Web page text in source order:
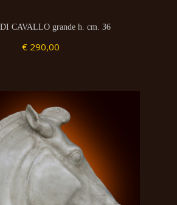
CAVALLO grande h. cm. 36
€ 290,00